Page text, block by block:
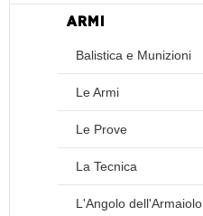
ARMI
Balistica e Munizioni
Le Armi
Le Prove
La Tecnica
L'Angolo dell'Armaiolo